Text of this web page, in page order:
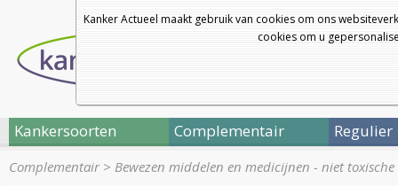
Kanker Actueel maakt gebruik van cookies om ons
cookies om u
Kankersoorten Complementair Regulier
Complementair> Bewezen middelen en medicijnen - niet